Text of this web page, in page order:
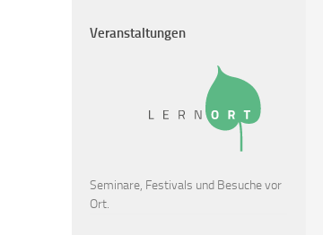
Veranstaltungen
Seminare, Festivals und Besuche vor
Ort.